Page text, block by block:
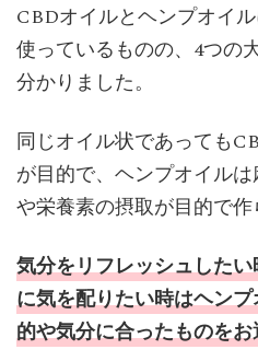
CBDオイルとヘンプオイ
使っているものの、4つの
分かりました。
同じオイル状であっても
が目的で、ヘンプオイル
や栄養素の摂取が目的で作
気分をリフレッシュした
に気を配りたい時はヘン
的や気分に合ったものを